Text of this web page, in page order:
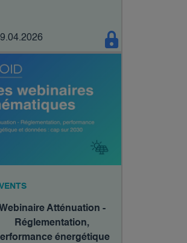
Webinaire Atténuation -
Réglementation,
énergétique